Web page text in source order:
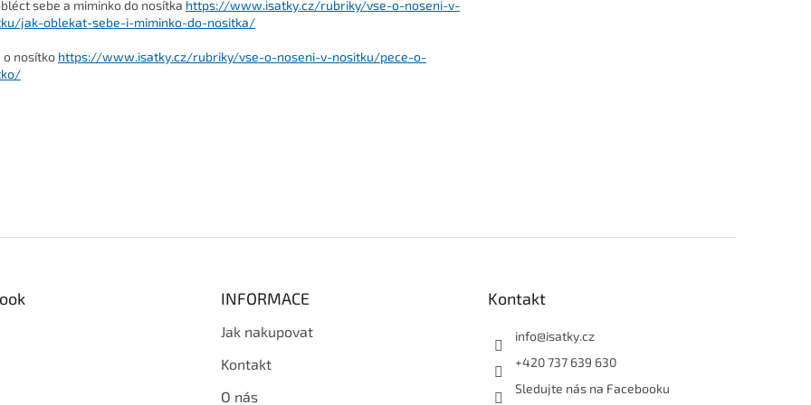
sebe a miminko do nosítka https://www.isatky.cz/rubriky/vse-o-noseni-v-
jak-oblekat-sebe-i-miminko-do-nositka/
o nosítko https://www.isatky.cz/rubriky/vse-o-noseni-v-nositku/pece-o-
INFORMACE
Jak nakupovat
Kontakt
O nás
Kontakt
info@isatky.cz
+420 737 639 630
Sledujte nás na Facebooku